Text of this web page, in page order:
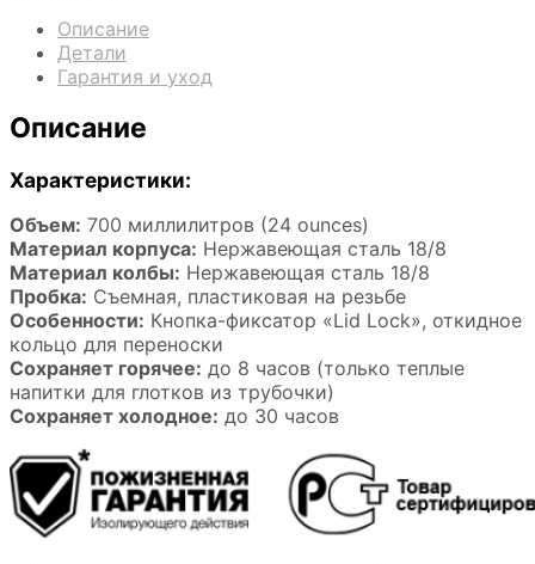
Описание
Детали
Гарантия и уход
Описание
Характеристики:
Объем: 700 миллилитров (24 ounces)
Материал корпуса: Нержавеющая сталь 18/8
Материал колбы: Нержавеющая сталь 18/8
Пробка: Съемная, пластиковая на резьбе
Особенности: Кнопка-фиксатор «Lid Lock», откидное
кольцо для переноски
Сохраняет горячее: до 8 часов (только теплые
напитки для глотков из трубочки)
Сохраняет холодное: до 30 часов